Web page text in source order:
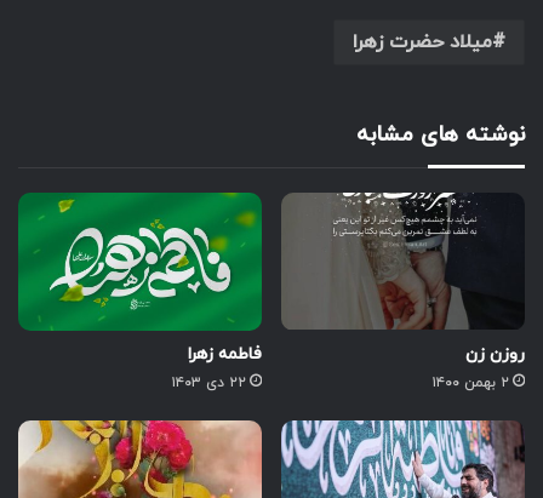
میلاد حضرت زهرا
نوشته های مشابه
روزن زن
۲ بهمن ۱۴۰۰
فاطمه زهرا
۲۲ دی ۱۴۰۳